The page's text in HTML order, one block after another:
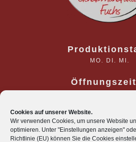
Cookies auf unserer Website.
Wir verwenden Cookies, um unsere Website
optimieren. Unter "Einstellungen anzeigen"
Richtlinie (EU) können Sie die Cookies
MO. DI. MI.
SA. 09:30 - 15:00